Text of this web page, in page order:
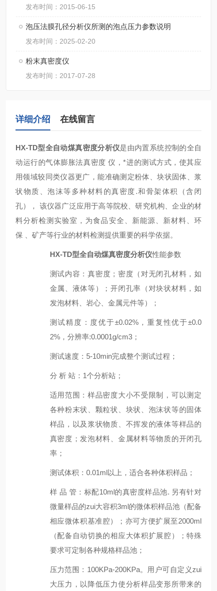
发布时间：2015-06-15
泡压法膜孔径分析仪所测的泡点压力参数说明
发布时间：2025-02-20
粉末真密度仪
发布时间：2017-07-28
详细介绍 在线留言
HX-TD型全自动煤真密度分析仪是由内置系统控制的全自
动运行的气体膨胀法真密度 仪 ，*进的测试方式，使其应
用领域较同类仪器更广，能准确测定粉体、块状固体、浆
状物质、泡沫等多种材料的真密度.和骨架体积（含闭
孔）， 该仪器广泛应用于高等院校、研究机构、企业的材
料分析检测实验室，为食品安全、新能源、新材料、环
保 、矿产等行业的材料检测提供重要的科学依据。
HX-TD型全自动煤真密度分析仪性能参数
测试内容 ：真密度；密度（对无闭孔材料，如
金属、液体等）； 开闭孔率（对块状材料，如
发泡材料、岩心、金属元件等）；
测试精度 ： 度优于±0.02%，重复性优于±0.0
2%，分辨率:0.0001g/cm3；
测试速度： 5-10min完成整个测试过程；
分 析 站： 1个分析站；
适用范围：样品密度大小不受限制，可以测定
各种粉末状、颗粒状、块状、泡沫状等的固体
样品，以及浆状物质、不挥发的液体等样品的
真密度；发泡材料、金属材料等物质的开闭孔
率；
测试体积 ： 0.01ml以上，适合各种体积样品；
样 品 管 ： 标配10ml的真密度样品池. 另有针对
微量样品的zui大容积3ml的微体积样品池（配备
相应微体积基准腔）；亦可方便扩展至2000ml
（配备自动切换的相应大体积扩展腔）；特殊
要求可定制各种规格样品池；
压力范围 ： 100KPa-200KPa。用户可自定义zui
大压力，以降低压力使分析样品变形所带来的